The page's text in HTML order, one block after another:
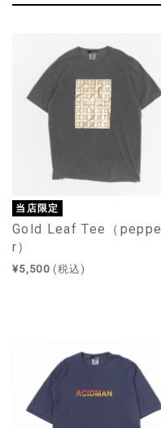
当店限定
Gold Leaf Tee（peppe
r）
¥5,500 (税込)